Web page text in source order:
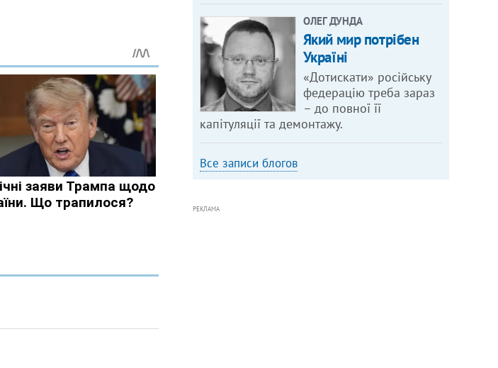
ОЛЕГ ДУНДА
Який мир потрібен
Україні
«Дотискати» російську
федерацію треба зараз
– до повної її
капітуляції та демонтажу.
Все записи блогов
РЕКЛАМА